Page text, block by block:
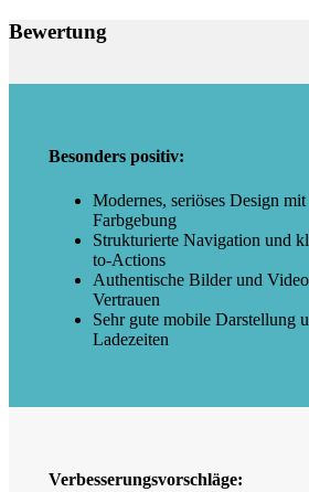
Bewertung
Besonders positiv:
Modernes, seriöses Design
Farbgebung
Strukturierte Navigation und
to-Actions
Authentische Bilder und
Vertrauen
Sehr gute mobile Darstellung
Ladezeiten
Verbesserungsvorschläge: